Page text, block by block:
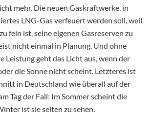
mehr. Die neuen Gaskraftwerke, in
LNG-Gas verfeuert werden soll, weil
fein ist, seine eigenen Gasreserven zu
nicht einmal in Planung. Und ohne
Leistung geht das Licht aus, wenn der
die Sonne nicht scheint. Letzteres ist
in Deutschland wie überall auf der
Tag der Fall: Im Sommer scheint die
ist sie selten zu sehen.